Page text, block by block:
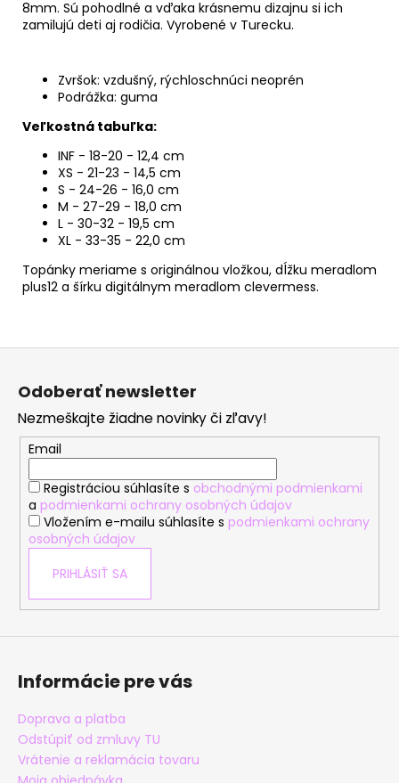
8mm. Sú pohodlné a vďaka krásnemu dizajnu si ich
zamilujú deti aj rodičia. Vyrobené v Turecku.
Zvršok: vzdušný, rýchloschnúci neoprén
Podrážka: guma
Veľkostná tabuľka:
INF - 18-20 - 12,4 cm
XS - 21-23 - 14,5 cm
S - 24-26 - 16,0 cm
M - 27-29 - 18,0 cm
L - 30-32 - 19,5 cm
XL - 33-35 - 22,0 cm
Topánky meriame s originálnou vložkou, dĺžku meradlom
plus12 a šírku digitálnym meradlom clevermess.
Z
Odoberať newsletter
Nezmeškajte žiadne novinky či zľavy!
Email
Registráciou súhlasíte s obchodnými podmienkami
a podmienkami ochrany osobných údajov
Vložením e-mailu súhlasíte s podmienkami ochrany
osobných údajov
PRIHLÁSIŤ SA
Informácie pre vás
Doprava a platba
Odstúpiť od zmluvy TU
Vrátenie a reklamácia tovaru